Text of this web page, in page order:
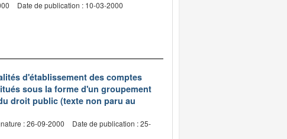
Date de publication : 10-03-2000
d'établissement des comptes
sous la forme d'un groupement
droit public (texte non paru au
: 26-09-2000
Date de publication : 25-